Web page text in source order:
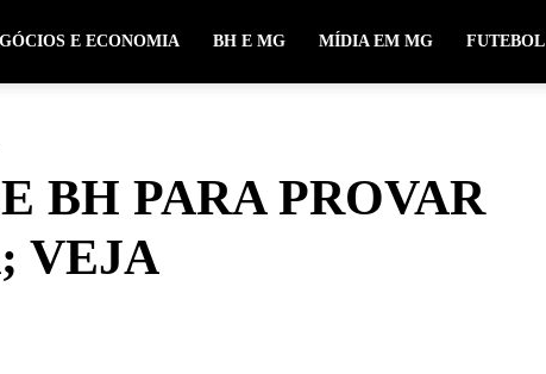
E ECONOMIA BH E MG MÍDIA EM MG FUTEBOL
BH PARA PROVAR
VEJA